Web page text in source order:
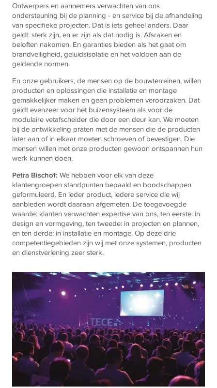
Ontwerpers en aannemers verwachten van ons
ondersteuning bij de planning - en service bij de afhandeling
van specifieke projecten. Dat is iets geheel anders. Daar
geldt: sterk zijn, en er zijn als dat nodig is. Afsraken en
beloften nakomen. En garanties bieden als het gaat om
brandveiligheid, geluidsisolatie en het voldoen aan de
geldende normen.
En onze gebruikers, de mensen op de bouwterreinen, willen
producten en oplossingen die installatie en montage
gemakkelijker maken en geen problemen veroorzaken. Dat
geldt evenzeer voor het buizensysteem als voor de
modulaire vetafscheider die door een deur kan. We moeten
bij de ontwikkeling praten met de mensen die de producten
later aan of in elkaar moeten schroeven of bevestigen. Die
mensen willen met onze producten gewoon ontspannen hun
werk kunnen doen.
Petra Bischof: We hebben voor elk van deze
klantengroepen standpunten bepaald en boodschappen
geformuleerd. En ieder product, iedere service die wij
aanbieden wordt daaraan afgemeten. De toegevoegde
waarde: klanten verwachten expertise van ons, ten eerste: in
design en vormgeving, ten tweede: in projecten en plannen,
en ten derde: in installatie en montage. Op deze drie
competentiegebieden zijn wij met onze systemen, producten
en dienstverlening zeer sterk.